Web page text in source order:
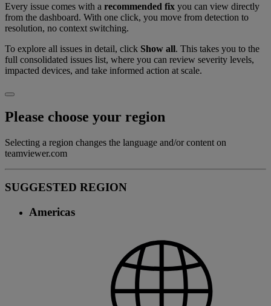
Every issue comes with a recommended fix you can view directly
from the dashboard. With one click, you move from detection to
resolution, no context switching.
To explore all issues in detail, click Show all. This takes you to the
full consolidated issues list, where you can review severity levels,
impacted devices, and take informed action at scale.
Please choose your region
Selecting a region changes the language and/or content on
teamviewer.com
SUGGESTED REGION
Americas